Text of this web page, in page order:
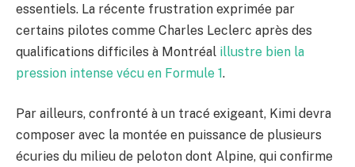
essentiels. La récente frustration exprimée par
certains pilotes comme Charles Leclerc après des
qualifications difficiles à Montréal illustre bien la
pression intense vécu en Formule 1.
Par ailleurs, confronté à un tracé exigeant, Kimi devra
composer avec la montée en puissance de plusieurs
écuries du milieu de peloton dont Alpine, qui confirme